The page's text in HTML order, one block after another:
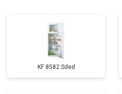
Устранение утечки хладагента
KF 8582 Sded